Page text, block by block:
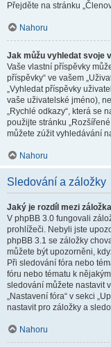
Přejděte na stránku
Nahoru
Jak můžu vyhledat svoje
Vaše vlastní příspěvky
příspěvky“ ve vašem
„Vyhledat příspěvky
vaše uživatelské jméno),
„Rychlé odkazy“, která se
použijte stránku
můžete zúžit vyhledávání
Nahoru
Sledování a záložky
Jaký je rozdíl mezi
V phpBB 3.0 fungovali
prohlížeči. Nebyli jste
phpBB 3.1 se záložky
můžete být upozorněni,
Při sledování fóra nebo
fóru nebo tématu k
sledování můžete nastavit
„Nastavení fóra“ v sekci
nastavit pro záložky a
Nahoru